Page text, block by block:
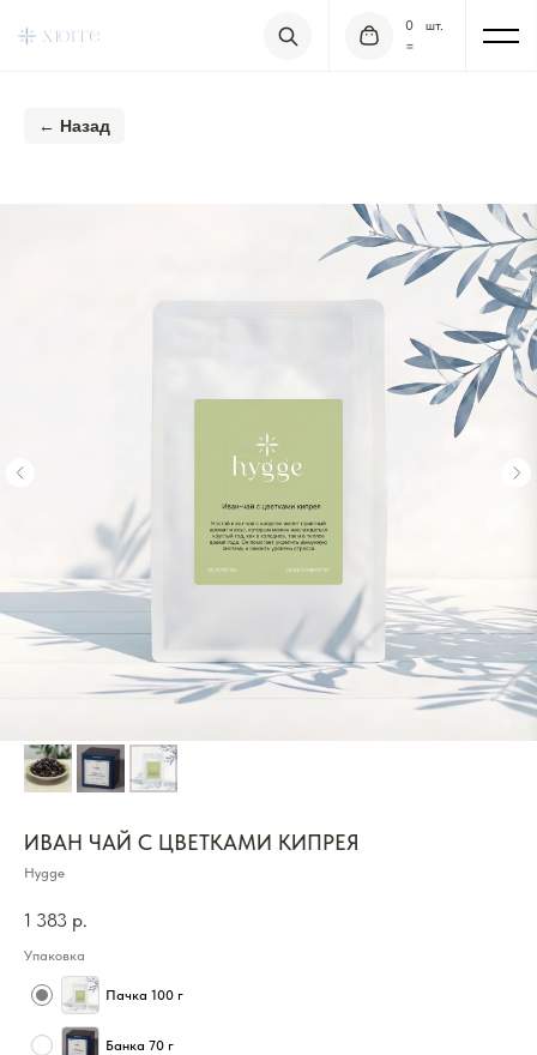
0
=
шт.
← Назад
ИВАН ЧАЙ С ЦВЕТКАМИ КИПРЕЯ
Hygge
1 383 р.
Упаковка
Пачка 100 г
Банка 70 г